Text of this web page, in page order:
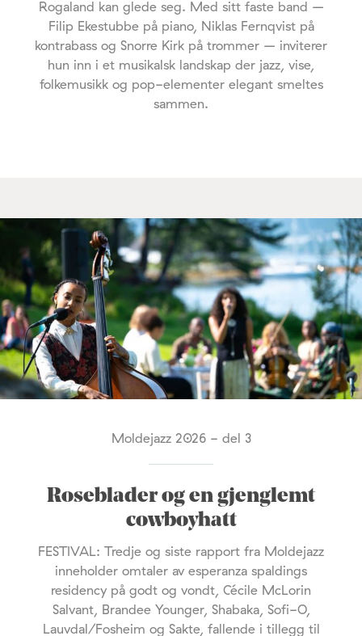
Rogaland kan glede seg. Med sitt faste band –
Filip Ekestubbe på piano, Niklas Fernqvist på
kontrabass og Snorre Kirk på trommer – inviterer
hun inn i et musikalsk landskap der jazz, vise,
folkemusikk og pop-elementer elegant smeltes
sammen.
Moldejazz 2026 - del 3
Roseblader og en gjenglemt
cowboyhatt
FESTIVAL: Tredje og siste rapport fra Moldejazz
inneholder omtaler av esperanza spaldings
residency på godt og vondt, Cécile McLorin
Salvant, Brandee Younger, Shabaka, Sofi-O,
Lauvdal/Fosheim og Sakte, fallende i tillegg til